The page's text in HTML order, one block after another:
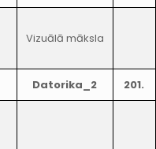
Vizuālā māksla
Datorika_2 201.